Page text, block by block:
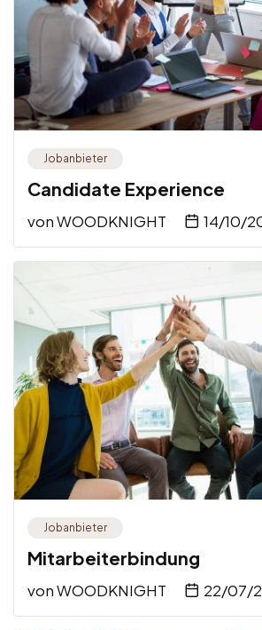
Jobanbieter
Candidate Experience
vonWOODKNIGHT 14/10/
Jobanbieter
Mitarbeiterbindung
vonWOODKNIGHT 22/07/